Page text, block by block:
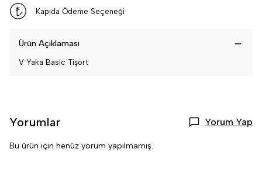
Kapıda Ödeme Seçeneği
Ürün Açıklaması
V Yaka Basic Tişört
Yorumlar Yorum Yap
Bu ürün için henüz yorum yapılmamış.